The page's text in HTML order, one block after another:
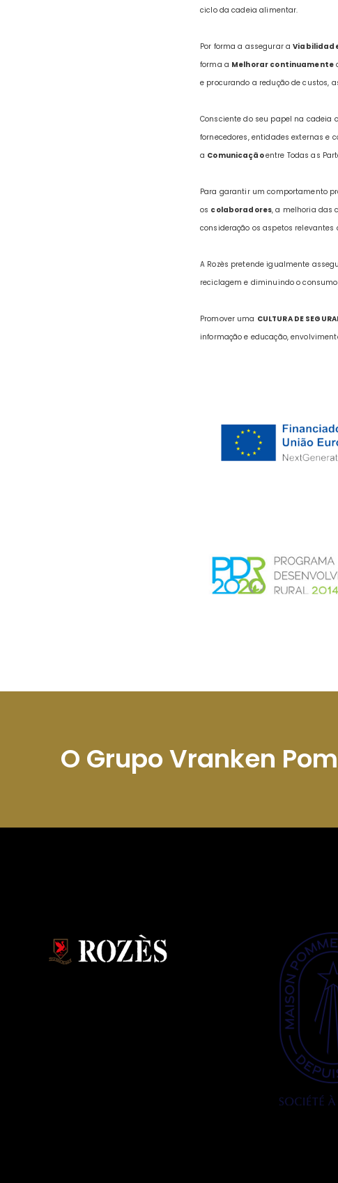
ciclo da cadeia alimentar.
Por forma a assegurar aViabilidade
forma a Melhorar continuamente
e procurando a redução de custos,
Consciente do seu papel na cadeia
fornecedores, entidades externas e
a Comunicaçãoentre Todas as
Para garantir um comportamento
os colaboradores, a melhoria das
consideração os aspetos
A Rozès pretende igualmente
reciclagem e diminuindo o
Promover uma CULTURA DE
informação e educação,
O Grupo Vranken